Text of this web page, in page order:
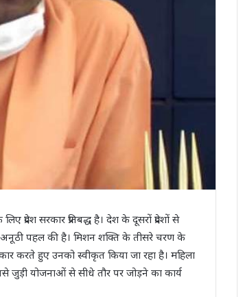
सरकार प्रतिबद्ध है। देश के दूसरों प्रदेशों से
अनूठी पहल की है। मिशन शक्ति के तीसरे चरण के
करते हुए उनको स्‍वीकृत किया जा रहा है। महिला
योजनाओं से सीधे तौर पर जोड़ने का कार्य